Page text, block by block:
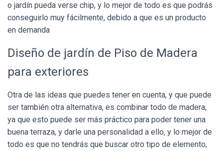
o jardín pueda verse chip, y lo mejor de todo es que podrás
conseguirlo muy fácilmente, debido a que es un producto
en demanda
Diseño de jardín de Piso de Madera
para exteriores
Otra de las ideas que puedes tener en cuenta, y que puede
ser también otra alternativa, es combinar todo de madera,
ya que esto puede ser más práctico para poder tener una
buena terraza, y darle una personalidad a ello, y lo mejor de
todo es que no tendrás que buscar otro tipo de elemento,